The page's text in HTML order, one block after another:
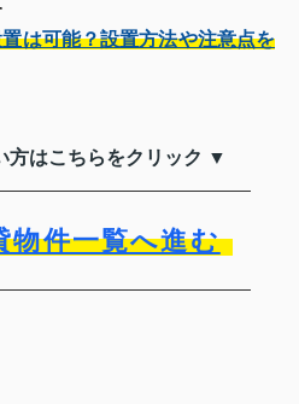
は可能？設置方法や注意点を
方はこちらをクリック ▼
物件一覧へ進む